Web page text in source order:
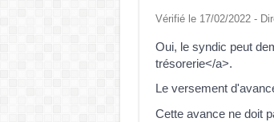
Vérifié le 17/02/2022 -
Oui, le syndic peut
trésorerie</a>.
Le versement
Cette avance ne doit